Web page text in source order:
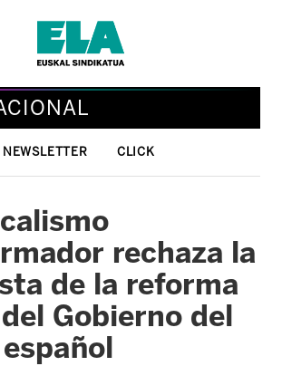
NEWSLETTER CLICK
rechaza la
de la reforma
Gobierno del